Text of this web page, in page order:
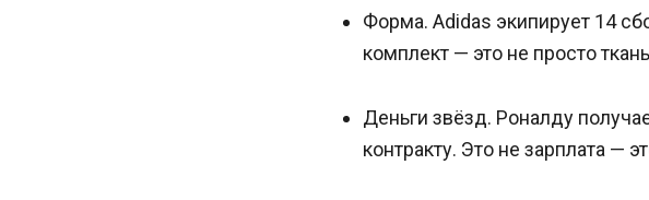
Форма. Adidas экипирует 14
комплект — это не просто
Деньги звёзд. Роналду
контракту. Это не зарплата —